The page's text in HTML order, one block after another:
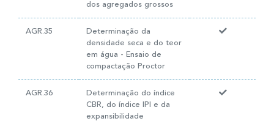
dos agregados grossos
AGR.35
Determinação da
densidade seca e do teor
em água - Ensaio de
compactação Proctor
AGR.36
Determinação do índice
CBR, do índice IPI e da
expansibilidade